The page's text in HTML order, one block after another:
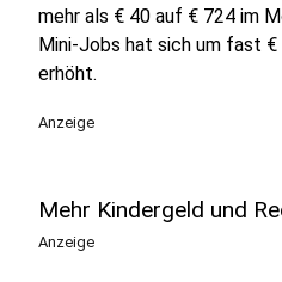
mehr als € 40 auf € 724 im
Mini-Jobs hat sich um fast
erhöht.
Anzeige
Mehr Kindergeld und
Anzeige